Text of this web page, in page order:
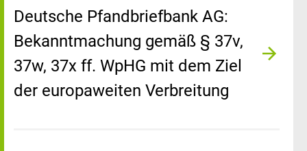
Deutsche Pfandbriefbank AG:
Bekanntmachung gemäß § 37v,
37w, 37x ff. WpHG mit dem Ziel
der europaweiten Verbreitung